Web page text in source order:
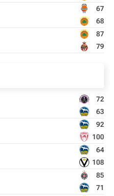
67
68
87
79
72
63
92
100
64
108
85
71